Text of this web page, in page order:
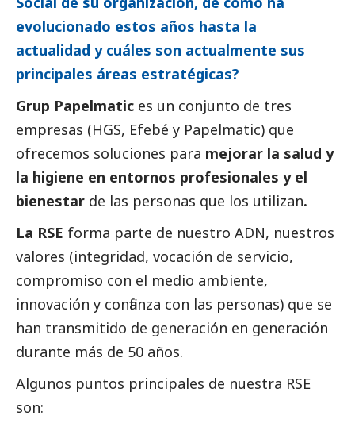
evolucionado estos años hasta la
actualidad y cuáles son actualmente sus
principales áreas estratégicas?
Grup Papelmatic es un conjunto de tres
empresas (HGS, Efebé y Papelmatic) que
ofrecemos soluciones para mejorar la salud y
la higiene en entornos profesionales y el
bienestar de las personas que los utilizan.
La RSE forma parte de nuestro ADN, nuestros
valores (integridad, vocación de servicio,
compromiso con el medio ambiente,
innovación y confianza con las personas) que se
han transmitido de generación en generación
durante más de 50 años.
Algunos puntos principales de nuestra RSE
son: